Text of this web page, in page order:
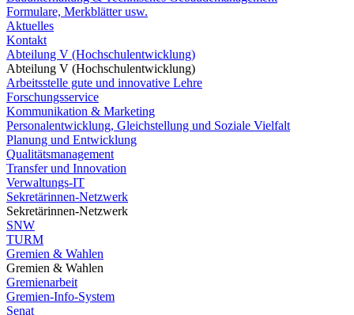
Formulare, Merkblätter usw.
Aktuelles
Kontakt
Abteilung V (Hochschulentwicklung)
Abteilung V (Hochschulentwicklung)
Arbeitsstelle gute und innovative Lehre
Forschungsservice
Kommunikation & Marketing
Personalentwicklung, Gleichstellung und Soziale Vielfalt
Planung und Entwicklung
Qualitätsmanagement
Transfer und Innovation
Verwaltungs-IT
Sekretärinnen-Netzwerk
Sekretärinnen-Netzwerk
SNW
TURM
Gremien & Wahlen
Gremien & Wahlen
Gremienarbeit
Gremien-Info-System
Senat